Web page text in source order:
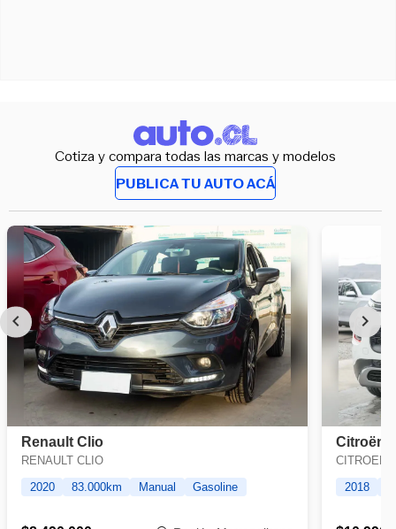
Cotiza y compara todas las marcas y modelos
PUBLICA TU AUTO ACÁ